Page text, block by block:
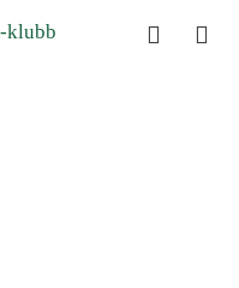
klubb